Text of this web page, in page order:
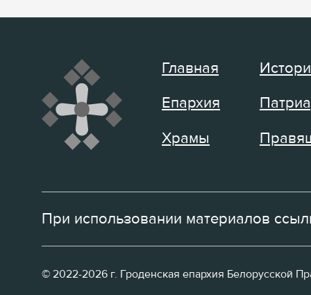
Главная
Епархия
Храмы
При использовании материалов
© 2022-2026 г. Гроденская епархия Белорусской